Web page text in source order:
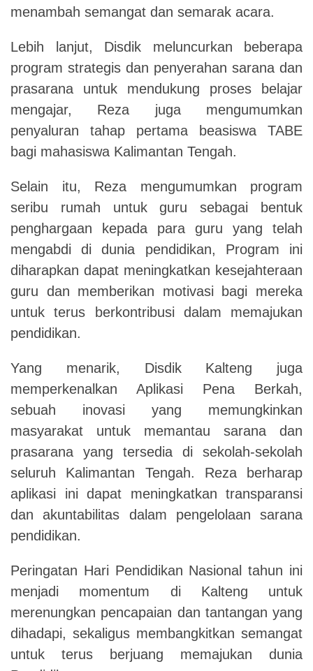
menambah semangat dan semarak acara.
Lebih lanjut, Disdik meluncurkan beberapa
program strategis dan penyerahan sarana dan
prasarana untuk mendukung proses belajar
mengajar, Reza juga mengumumkan
penyaluran tahap pertama beasiswa TABE
bagi mahasiswa Kalimantan Tengah.
Selain itu, Reza mengumumkan program
seribu rumah untuk guru sebagai bentuk
penghargaan kepada para guru yang telah
mengabdi di dunia pendidikan, Program ini
diharapkan dapat meningkatkan kesejahteraan
guru dan memberikan motivasi bagi mereka
untuk terus berkontribusi dalam memajukan
pendidikan.
Yang menarik, Disdik Kalteng juga
memperkenalkan Aplikasi Pena Berkah,
sebuah inovasi yang memungkinkan
masyarakat untuk memantau sarana dan
prasarana yang tersedia di sekolah-sekolah
seluruh Kalimantan Tengah. Reza berharap
aplikasi ini dapat meningkatkan transparansi
dan akuntabilitas dalam pengelolaan sarana
pendidikan.
Peringatan Hari Pendidikan Nasional tahun ini
menjadi momentum di Kalteng untuk
merenungkan pencapaian dan tantangan yang
dihadapi, sekaligus membangkitkan semangat
untuk terus berjuang memajukan dunia